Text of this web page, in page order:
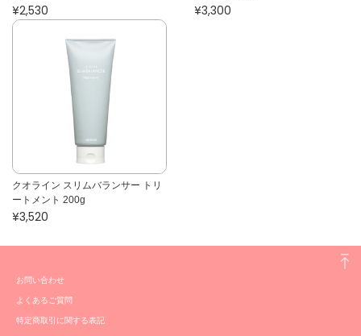
¥2,530 ¥3,300
クオライン スリムバランサー トリ
ートメント 200g
¥3,520
お問い合わせ
よくあるご質問
特定商取引に関する表記